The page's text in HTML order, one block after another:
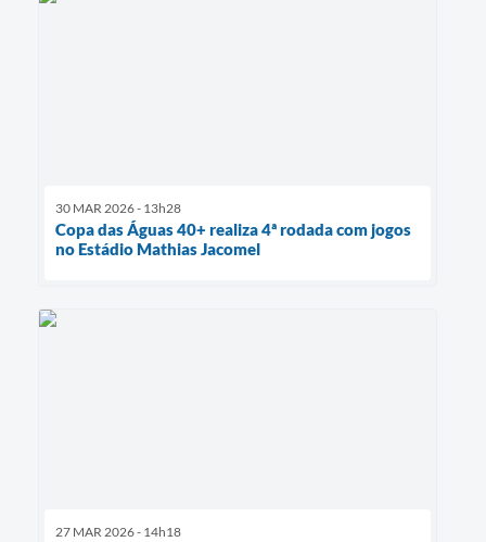
30 MAR 2026 - 13h28
Copa das Águas 40+ realiza 4ª rodada com jogos
no Estádio Mathias Jacomel
27 MAR 2026 - 14h18